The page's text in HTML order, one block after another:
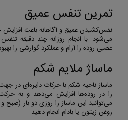
تمرین تنفس عمیق
نفس‌کشیدن عمیق و آگاهانه باعث
می‌شود. با انجام روزانه چند دقیقه
عصبی روده را آرام و عملکرد گوارشی را
ماساژ ملایم شکم
ماساژ ناحیه شکم با حرکات دایره‌ای در
را در روده‌ها افزایش می‌دهد و به
می‌توانید این ماساژ را روزی دو بار
روغن زیتون یا بادام انجام دهید.